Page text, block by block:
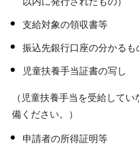
支給対象の領収書等
振込先銀行口座の分かるも
児童扶養手当証書の写し
（児童扶養手当を受給して
備ください。）
申請者の所得証明等